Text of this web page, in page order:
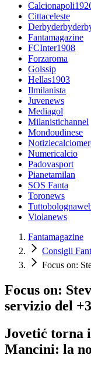
Cittaceleste
Fantamagazine
FCInter1908
Forzaroma
Golssip
Hellas1903
Ilmilanista
Juvenews
Mediagol
Milanistichannel
Mondoudinese
Numericalcio
Padovasport
Pianetamilan
SOS Fanta
Toronews
Violanews
Fantamagazine
Consigli
Focus on:
Focus on:
servizio del +3
Jovetić torna
Mancini: la